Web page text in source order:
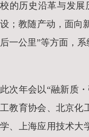
校的历史沿革与发展
设；教随产动，面向
后一公里”等方面，
此次年会以“融新质
工教育协会、北京化
学、上海应用技术大